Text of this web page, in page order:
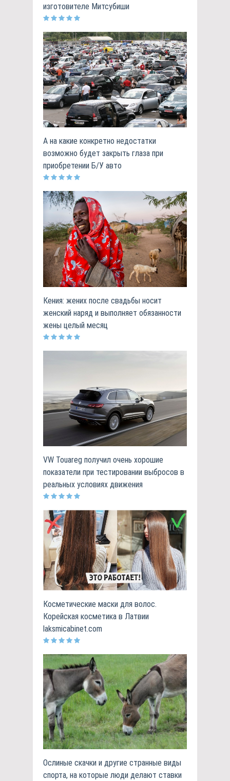
изготовителе Митсубиши
А на какие конкретно недостатки
возможно будет закрыть глаза при
приобретении Б/У авто
Кения: жених после свадьбы носит
женский наряд и выполняет обязанности
жены целый месяц
VW Touareg получил очень хорошие
показатели при тестировании выбросов в
реальных условиях движения
Косметические маски для волос.
Корейская косметика в Латвии
laksmicabinet.com
Ослиные скачки и другие странные виды
спорта, на которые люди делают ставки